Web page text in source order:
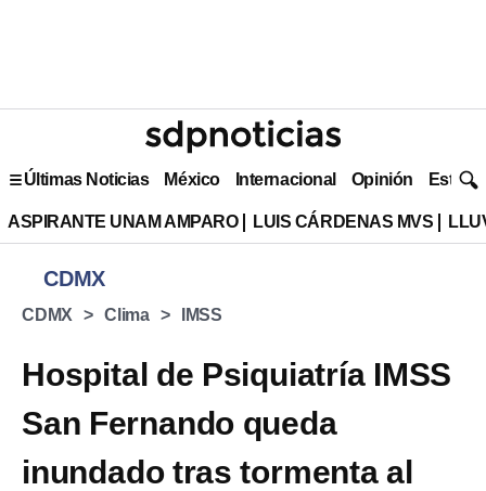
Últimas Noticias México Internacional Opinión Estilo
ASPIRANTE UNAM AMPARO LUIS CÁRDENAS MVS
CDMX
CDMX Clima IMSS
Hospital de Psiquiatría IMSS
San Fernando queda
inundado tras tormenta al